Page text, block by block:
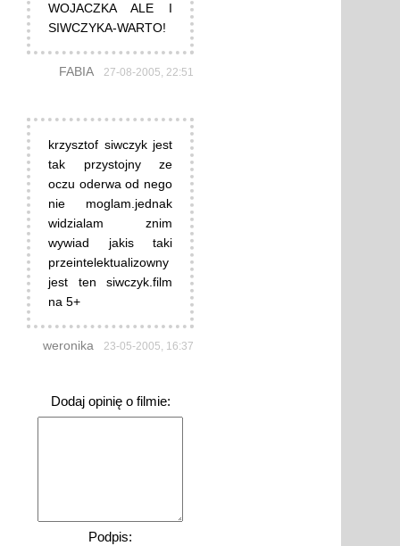
WOJACZKA ALE I
SIWCZYKA-WARTO!
FABIA 27-08-2005, 22:51
krzysztof siwczyk jest
tak przystojny ze
oczu oderwa od nego
nie moglam.jednak
widzialam znim
wywiad jakis taki
przeintelektualizowny
jest ten siwczyk.film
na 5+
weronika 23-05-2005, 16:37
Dodaj opinię o filmie:
Podpis: